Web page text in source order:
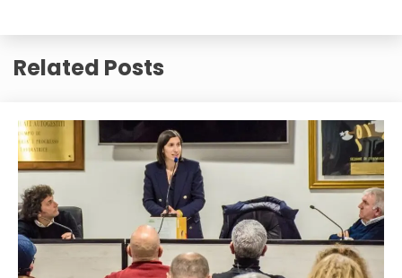
Related Posts